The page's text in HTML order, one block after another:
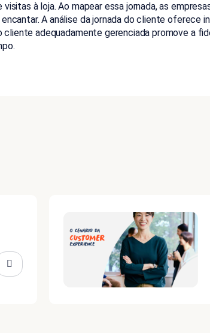
à loja. Ao mapear essa jornada, as
A análise da jornada do cliente oferece
adequadamente gerenciada promove a